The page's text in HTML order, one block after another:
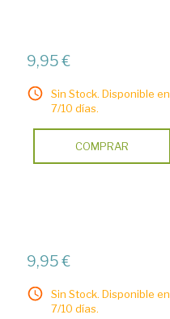
9,95 €
Sin Stock. Disponible en
7/10 días.
COMPRAR
9,95 €
Sin Stock. Disponible en
7/10 días.